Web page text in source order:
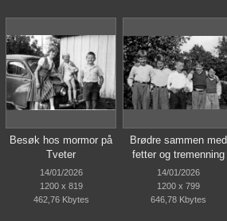
Besøk hos mormor på
Tveter
14/01/2026
1200 x 819
462,76 Kbytes
Brødre sammen med
fetter og tremenning
14/01/2026
1200 x 799
646,78 Kbytes